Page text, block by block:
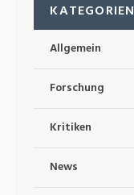
KATEGORIEN
Allgemein
Forschung
Kritiken
News